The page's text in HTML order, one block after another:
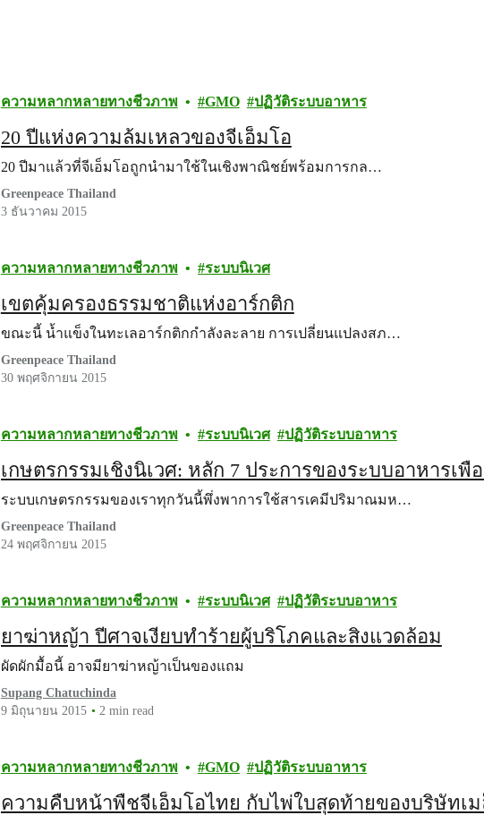
ความหลากหลายทางชีวภาพ GMO ปฏิวัติระบบอาหาร
20 ปีแห่งความล้มเหลวของจีเอ็มโอ
20 ปีมาแล้วที่จีเอ็มโอถูกนำมาใช้ในเชิงพาณิชย์พร้อมการกล…
Greenpeace Thailand
3 ธันวาคม 2015
ความหลากหลายทางชีวภาพ ระบบนิเวศ
เขตคุ้มครองธรรมชาติแห่งอาร์กติก
ขณะนี้ น้ำแข็งในทะเลอาร์กติกกำลังละลาย การเปลี่ยนแปลงสภ…
Greenpeace Thailand
30 พฤศจิกายน 2015
ความหลากหลายทางชีวภาพ ระบบนิเวศ ปฏิวัติระบบอาหาร
เกษตรกรรมเชิงนิเวศ: หลัก 7 ประการของระบบอาหารเ
ระบบเกษตรกรรมของเราทุกวันนี้พึ่งพาการใช้สารเคมีปริมาณมห…
Greenpeace Thailand
24 พฤศจิกายน 2015
ความหลากหลายทางชีวภาพ ระบบนิเวศ ปฏิวัติระบบอาหาร
ยาฆ่าหญ้า ปีศาจเงียบทำร้ายผู้บริโภคและสิ่งแวดล้อม
ผัดผักมื้อนี้ อาจมียาฆ่าหญ้าเป็นของแถม
Supang Chatuchinda
9 มิถุนายน 2015
2 min read
ความหลากหลายทางชีวภาพ GMO ปฏิวัติระบบอาหาร
ความคืบหน้าพืชจีเอ็มโอไทย กับไพ่ใบสุดท้ายของบริษัทเ